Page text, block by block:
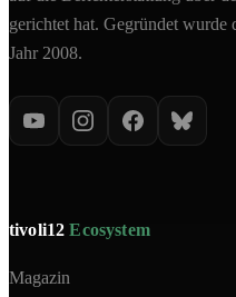
gerichtet hat. Gegründet wurde
Jahr 2008.
tivoli12Ecosystem
Magazin